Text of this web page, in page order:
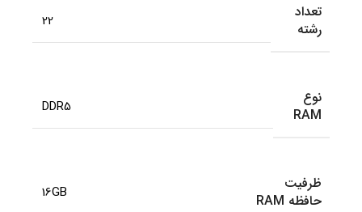
تعداد
رشته
22
نوع
RAM
DDR5
ظرفیت
حافظه RAM
16GB